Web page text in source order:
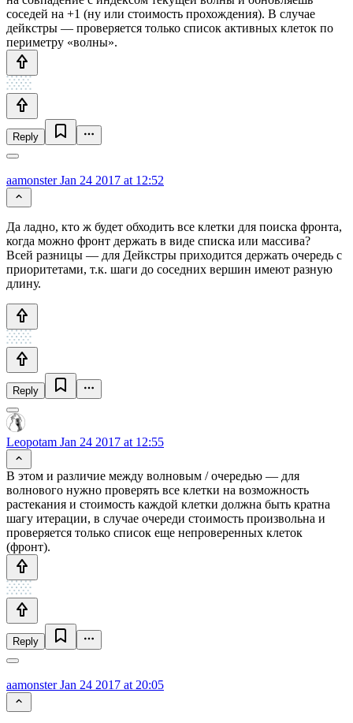
соседей на +1 (ну или стоимость прохождения). В случае
дейкстры — проверяется только список активных клеток по
периметру «волны».
Reply
aamonsterJan 24 2017 at 12:52
Да ладно, кто ж будет обходить все клетки для поиска фронта,
когда можно фронт держать в виде списка или массива?
Всей разницы — для Дейкстры приходится держать очередь с
приоритетами, т.к. шаги до соседних вершин имеют разную
длину.
Reply
Leopotam Jan 24 2017 at 12:55
В этом и различие между волновым / очередью — для
волнового нужно проверять все клетки на возможность
растекания и стоимость каждой клетки должна быть кратна
шагу итерации, в случае очереди стоимость произвольна и
проверяется только список еще непроверенных клеток
(фронт).
Reply
aamonsterJan 24 2017 at 20:05